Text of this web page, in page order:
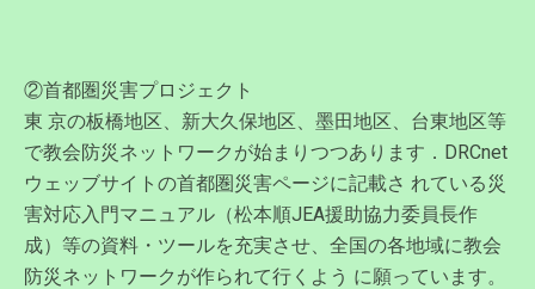
②首都圏災害プロジェクト
東 京の板橋地区、新大久保地区、墨田地区、台東地区等
で教会防災ネットワークが始まりつつあります．DRCnet
ウェッブサイトの首都圏災害ページに記載さ れている災
害対応入門マニュアル（松本順JEA援助協力委員長作
成）等の資料・ツールを充実させ、全国の各地域に教会
防災ネットワークが作られて行くよう に願っています。